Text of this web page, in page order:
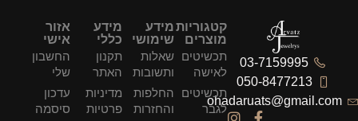
03-7159995
050-8477213
ohadaruats@gmail.com
קטגוריות
מוצרים
תכשיטים
לאישה
תכשיטים
לגבר
מידע
שימושי
שאלות
ותשובות
החלפות
והחזרות
מידע
כללי
תקנון
האתר
מדיניות
פרטיות
אזור
אישי
החשבון
שלי
עדכון
סיסמה